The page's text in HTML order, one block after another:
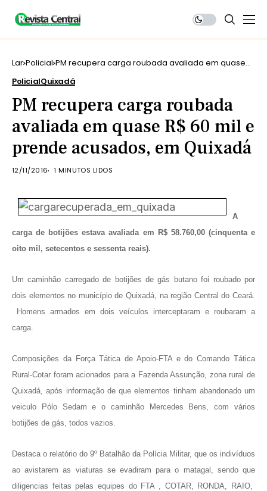
Lar Policial PM recupera carga roubada avaliada em quase
PolicialQuixadá
PM recupera carga roubada
avaliada em quase R$ 60 mil e
prende acusados, em Quixadá
12/11/2016 1 MINUTOS LIDOS
A
carga de botijões estava avaliada em R$ 58.760,00 (cinquenta e
oito mil, setecentos e sessenta reais).
Um caminhão carregado de botijões de gás butano foi roubado por
dois elementos no município de Quixadá, na região Central do Ceará.
Homens armados em dois veículos interceptaram e roubaram a
carga.
Composições da Força Tática de Apoio-FTA e do Comando Tática
Rural-Cotar foram acionados para a Fazenda Assunção, zona rural de
Quixadá, após informação de que elementos tinham abandonado um
veiculo Pólo Sedam e o caminhão Mercedes Bens, com vários
botijões de gás, todos vazios.
Destaca o relatório do 9º Batalhão da Polícia Militar, que os indivíduos
ao avistarem as viaturas se evadiram para o matagal, sendo que
diligencias feitas pelas equipes do FTA , COTAR, RONDA, RAIO,